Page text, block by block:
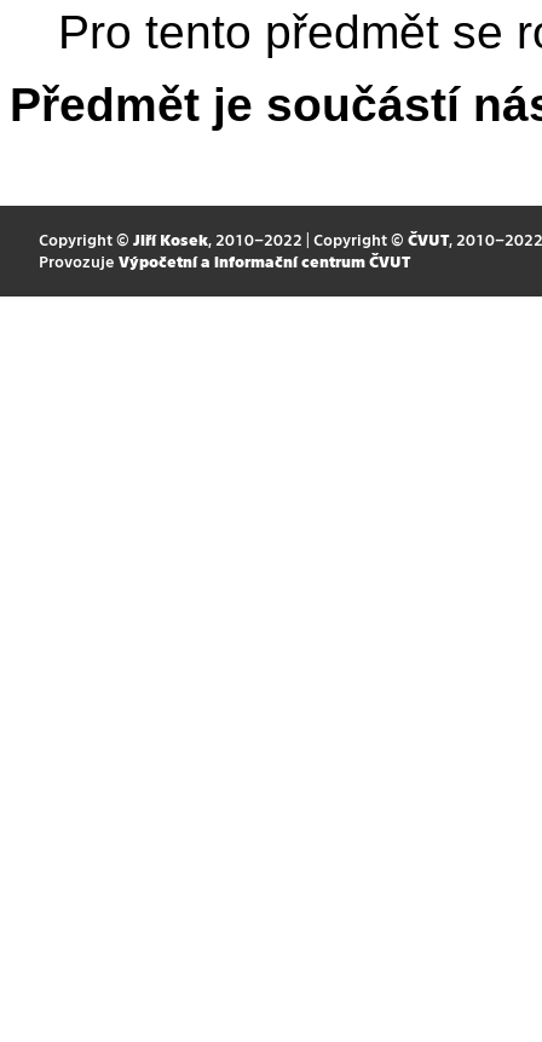
Pro tento předmět se
Předmět je součástí
Copyright © Jiří Kosek, 2010–2022 | Copyright © ČVUT, 2010–2022
Provozuje Výpočetní a informační centrum ČVUT